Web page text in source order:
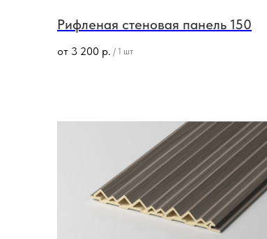
Рифленая стеновая панель 150
от 3 200 р. / 1 шт